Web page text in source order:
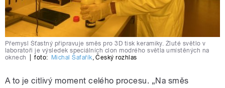
Přemysl Šťastný připravuje směs pro 3D tisk keramiky. Žluté světlo v
laboratoři je výsledek speciálních clon modrého světla umístěných na
oknech
foto: Michal Šafařík,Český rozhlas
A to je citlivý moment celého procesu. „Na směs